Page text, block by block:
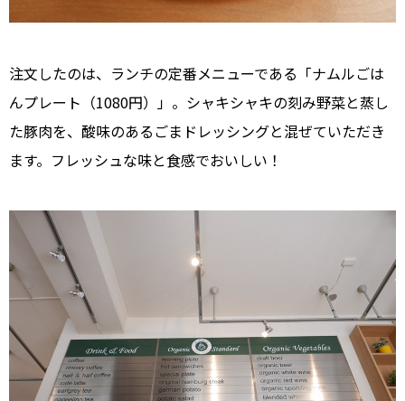
注文したのは、ランチの定番メニューである「ナムルごは
んプレート（1080円）」。シャキシャキの刻み野菜と蒸し
た豚肉を、酸味のあるごまドレッシングと混ぜていただき
ます。フレッシュな味と食感でおいしい！